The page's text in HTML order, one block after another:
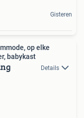
Gisteren
op elke
babykast
Details